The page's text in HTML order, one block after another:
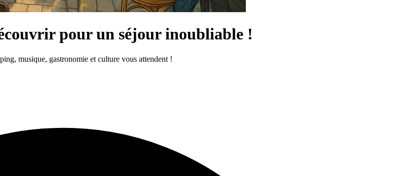
pour un séjour inoubliable !
musique, gastronomie et culture vous attendent !